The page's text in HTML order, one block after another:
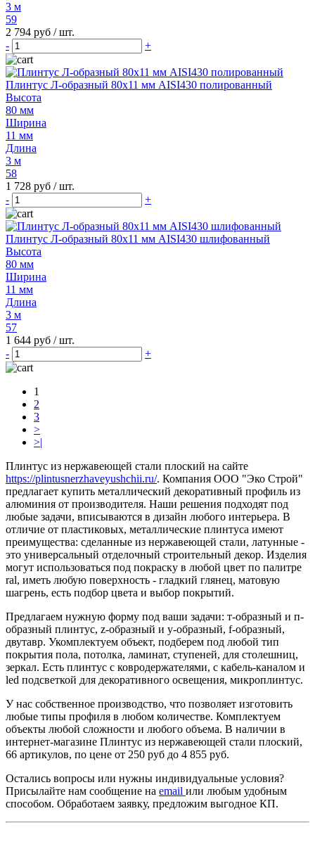
3 м
59
2 794 руб / шт.
-
+
Плинтус Л-образный 80х11 мм AISI430 полированный
Высота
80 мм
Ширина
11 мм
Длина
3 м
58
1 728 руб / шт.
-
+
Плинтус Л-образный 80х11 мм AISI430 шлифованный
Высота
80 мм
Ширина
11 мм
Длина
3 м
57
1 644 руб / шт.
-
+
1
2
3
>
>|
Плинтус из нержавеющей стали плоский на сайте
https://plintusnerzhaveyushchii.ru/. Компания ООО "Эко Строй"
предлагает купить металлический декоративный профиль из
алюминия от производителя. Наши решения подходят под
любые задачи, вписываются в дизайн любого интерьера. В
отличие от пластиковых, металлические плинтуса имеют
преимущества: сделанные из нержавеющей стали, латунные -
это универсальный отделочный строительный декор. Изделия
могут использоваться под покраску в любой цвет по палитре
ral, иметь любую поверхность - гладкий глянец, матовую
шагрень, есть подбор цвета и выбор покрытий.
Предлагаем нужную форму под ваши задачи: т-образный и п-
образный плинтус, z-образный и y-образный, f-образный,
двутавр. Укомплектуем объект, подберем под любой тип
покрытия пола, потолка, ламинат, ступеней, для столешниц,
зеркал. Есть плинтус с ковродержателями, с кабель-каналом и
led подсветкой для декоративного освещения, микроплинтус.
У нас собственное производство, что позволяет изготовить
любые типы профиля в любом количестве. Комплектуем
объекты любой сложности и любого объема. В наличии в
интернет-магазине Плинтус из нержавеющей стали плоский,
66 артикулов, по цене от 250 руб до 4 855 руб.
Остались вопросы или нужны индивидуальные условия?
Присылайте нам сообщение на email или любым удобным
способом. Обработаем заявку, предложим выгодное КП.